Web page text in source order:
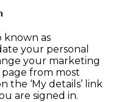
known as
your personal
your marketing
from most
the ‘My details’ link
are signed in.